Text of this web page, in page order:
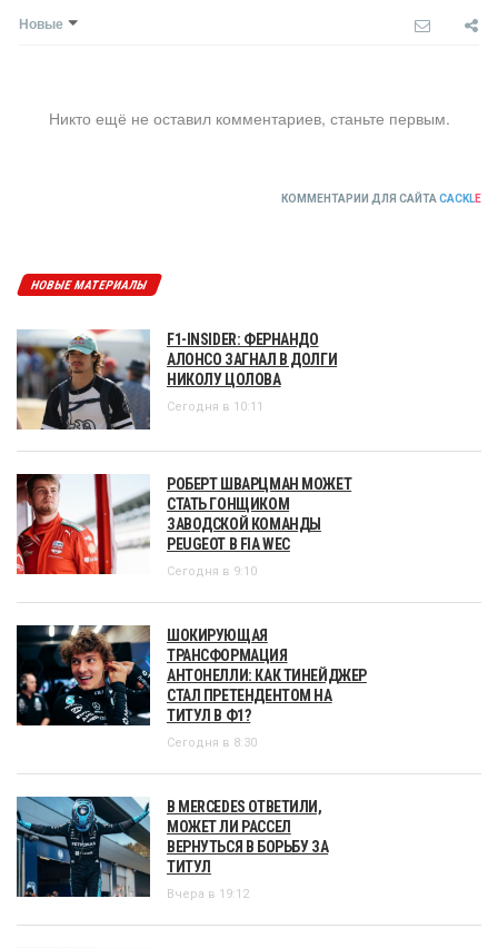
Новые
Никто ещё не оставил комментариев, станьте первым.
КОММЕНТАРИИ ДЛЯ САЙТАCACKLE
НОВЫЕ МАТЕРИАЛЫ
F1-INSIDER: ФЕРНАНДО
АЛОНСО ЗАГНАЛ В ДОЛГИ
НИКОЛУ ЦОЛОВА
Сегодня в 10:11
РОБЕРТ ШВАРЦМАН МОЖЕТ
СТАТЬ ГОНЩИКОМ
ЗАВОДСКОЙ КОМАНДЫ
PEUGEOT В FIA WEC
Сегодня в 9:10
ШОКИРУЮЩАЯ
ТРАНСФОРМАЦИЯ
АНТОНЕЛЛИ: КАК ТИНЕЙДЖЕР
СТАЛ ПРЕТЕНДЕНТОМ НА
ТИТУЛ В Ф1?
Сегодня в 8:30
В MERCEDES ОТВЕТИЛИ,
МОЖЕТ ЛИ РАССЕЛ
ВЕРНУТЬСЯ В БОРЬБУ ЗА
ТИТУЛ
Вчера в 19:12